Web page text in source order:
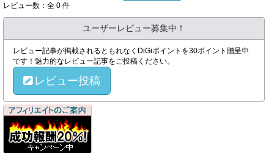
レビュー数：全 0 件
ユーザーレビュー募集中！
レビュー記事が掲載されるともれなくDiGiポイントを30ポイント贈呈中
です！魅力的なレビュー記事をご投稿ください。
レビュー投稿